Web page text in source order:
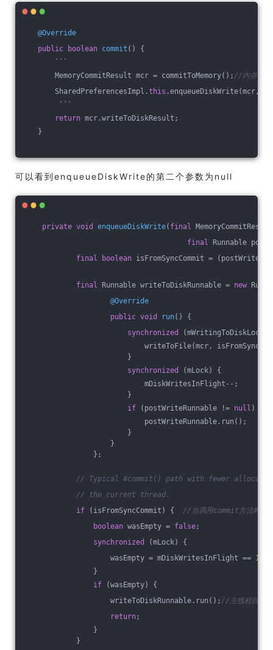
@Override
public
boolean commit ()
{
```
MemoryCommitResult mcr = commitToMemory(); //内存保存
SharedPreferencesImpl.this .enqueueDiskWrite(mcr,
```
return mcr.writeToDiskResult;
}
可以看到enqueueDiskWrite的第二个参数为null
private void enqueueDiskWrite( final
final Runnable
final
boolean isFromSyncCommit =
final Runnable writeToDiskRunnable = new
@Override
public void run()
{
synchronized
(mWritingToDiskLock)
writeToFile(mcr,
}
synchronized
(mLock) {
mDiskWritesInFlight--;
}
if (postWriteRunnable != null ) {
postWriteRunnable.run();
}
}
};
// Typical #commit() path with fewer
// the current thread.
if (isFromSyncCommit) { //当调用commit方法时，
boolean wasEmpty = false;
synchronized
(mLock) {
wasEmpty = mDiskWritesInFlight == 1
}
if (wasEmpty) {
writeToDiskRunnable.run(); //主线程回调
return;
}
}